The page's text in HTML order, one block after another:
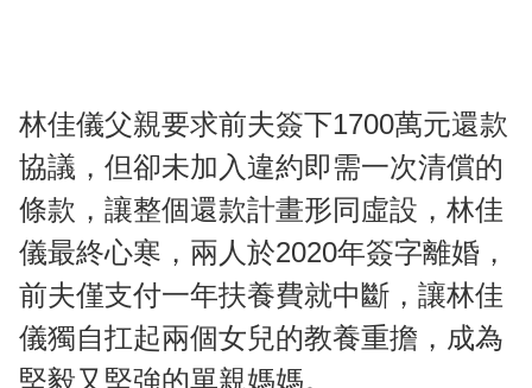
林佳儀父親要求前夫簽下1700萬元還款
協議，但卻未加入違約即需一次清償的
條款，讓整個還款計畫形同虛設，林佳
儀最終心寒，兩人於2020年簽字離婚，
前夫僅支付一年扶養費就中斷，讓林佳
儀獨自扛起兩個女兒的教養重擔，成為
堅毅又堅強的單親媽媽。